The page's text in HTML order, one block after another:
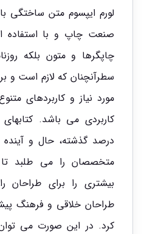
لورم ایپسوم متن ساختگی
صنعت چاپ و با استفاده
چاپگرها و متون بلکه
سطرآنچنان که لازم است و
مورد نیاز و کاربردهای
کاربردی می باشد.
درصد گذشته، حال و
متخصصان را می طلبد تا
بیشتری را برای طراحان
طراحان خلاقی و فرهنگ
کرد. در این صورت می